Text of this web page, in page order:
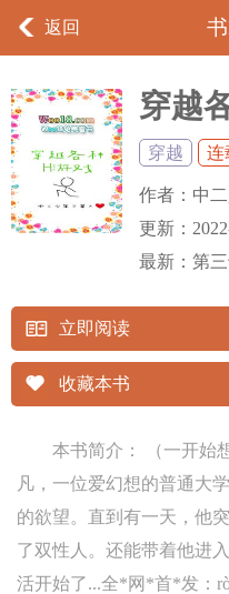
返回
穿越
转）
穿越 连
作者： 中
更新：
最新： 第
立即阅读
收藏本书
本书简介： （一开
凡，一位爱幻想的普通大
的欲望。直到有一天，他
了双性人。还能带着他进
活开始了...全*网*首*发：